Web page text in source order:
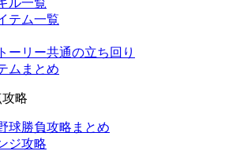
ル一覧
テム一覧
ーリー共通の立ち回り
ムまとめ
攻略
球勝負攻略まとめ
ジ攻略